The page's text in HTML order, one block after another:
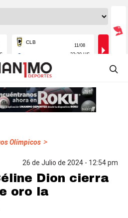
Olímpicos >
26 de Julio de 2024 - 12:54 pm
Dion cierra
oro la